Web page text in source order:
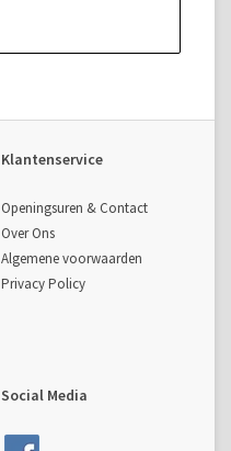
Klantenservice
Openingsuren & Contact
Over Ons
Algemene voorwaarden
Privacy Policy
Social Media